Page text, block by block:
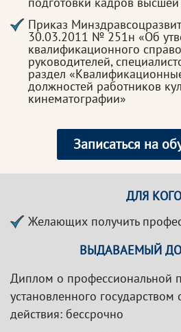
Приказ
30.03.2011 № 251н «Об
квалификационного
руководителей,
раздел
должностей работников
кинематографии»
Записаться на
ДЛЯ КОГО
Желающих получить
ВЫДАВАЕМЫЙ
Диплом о профессиональной
установленного
действия: бессрочно